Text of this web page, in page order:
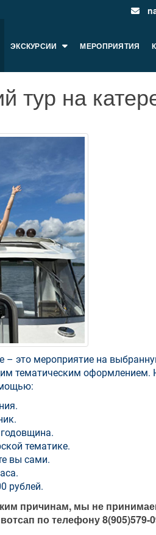
ЭКСКУРСИИ МЕРОПРИЯТИЯ
тур на
– это мероприятие на
тематическим
тематике.
вы сами.
рублей.
причинам, мы не
по телефону 8(905)579-